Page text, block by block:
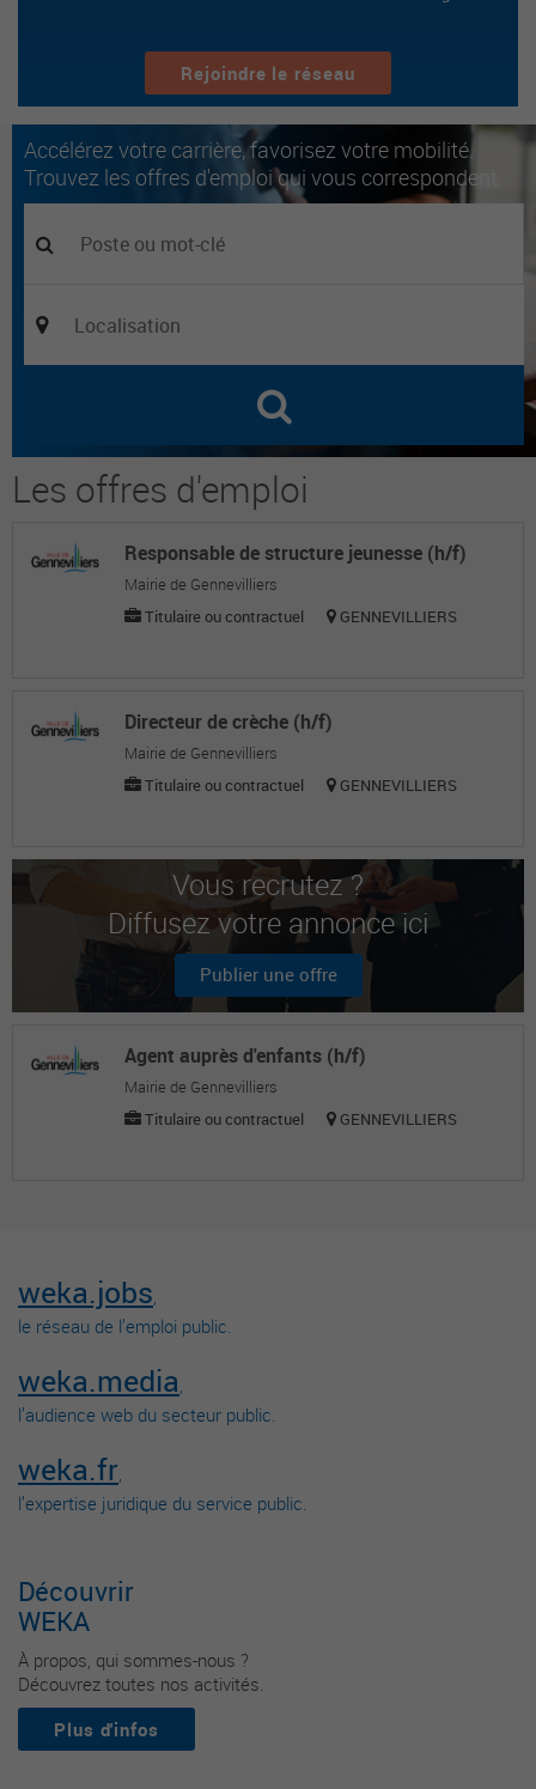
Rejoindre le réseau
Accélérez votre carrière, favorisez votre mobilité.
Trouvez les offres d'emploi qui vous correspondent.
Les offres d'emploi
Responsable de structure jeunesse (h/f)
Mairie de Gennevilliers
Titulaire ou contractuel
GENNEVILLIERS
Directeur de crèche (h/f)
Mairie de Gennevilliers
Titulaire ou contractuel
GENNEVILLIERS
Vous recrutez ?
Diffusez votre annonce ici
Publier une offre
Agent auprès d'enfants (h/f)
Mairie de Gennevilliers
Titulaire ou contractuel
GENNEVILLIERS
weka.jobs,
le réseau de l’emploi public.
weka.media,
l’audience web du secteur public.
weka.fr,
l’expertise juridique du service public.
Découvrir
WEKA
À propos, qui sommes-nous ?
Découvrez toutes nos activités.
Plus d'infos